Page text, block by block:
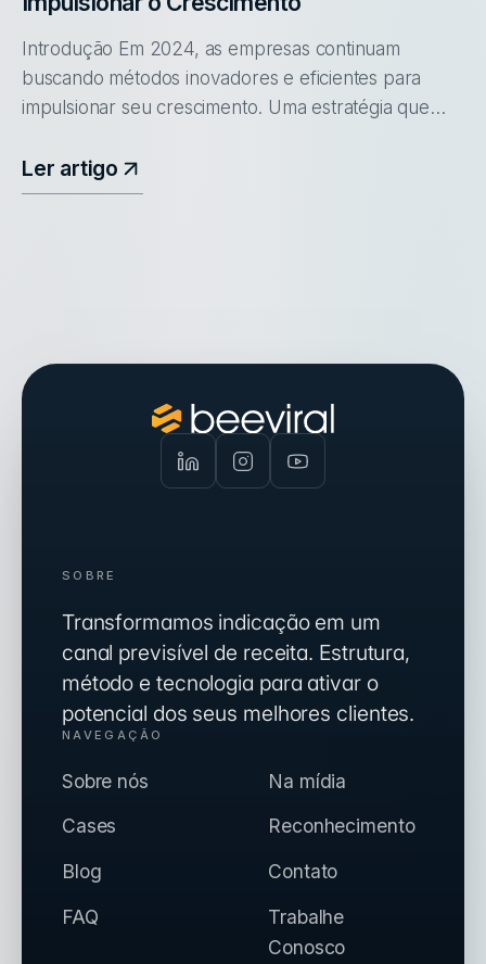
Introdução Em 2024, as empresas continuam
buscando métodos inovadores e eficientes para
impulsionar seu crescimento. Uma estratégia que
Member" (MGM), conhecido também como "Indiqu
Ler artigo
SOBRE
Transformamos indicação em um
canal previsível de receita. Estrutura,
método e tecnologia para ativar o
potencial dos seus melhores clientes.
NAVEGAÇÃO
Sobre nós
Na mídia
Cases
Reconhecimento
Blog
Contato
FAQ
Trabalhe
Conosco